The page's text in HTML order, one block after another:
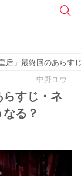
后」最終回のあらす
中野ユウ
すじ・ネ
る？